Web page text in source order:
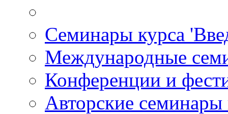
Семинары курса
Международные
Конференции и
Авторские